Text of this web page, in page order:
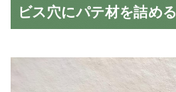
ビス穴にパテ材を詰める